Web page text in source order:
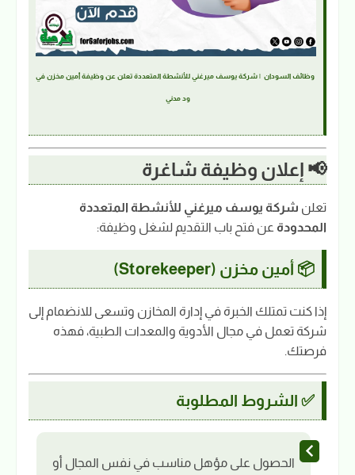
وظائف السودان | شركة يوسف ميرغني للأنشطة المتعددة تعلن عن وظيفة أمين مخزن في
ود مدني
📢 إعلان وظيفة شاغرة
تعلن شركة يوسف ميرغني للأنشطة المتعددة
المحدودة عن فتح باب التقديم لشغل وظيفة:
📦 أمين مخزن (Storekeeper)
إذا كنت تمتلك الخبرة في إدارة المخازن وتسعى للانضمام إلى
شركة تعمل في مجال الأدوية والمعدات الطبية، فهذه
فرصتك.
✅ الشروط المطلوبة
الحصول على مؤهل مناسب في نفس المجال أو